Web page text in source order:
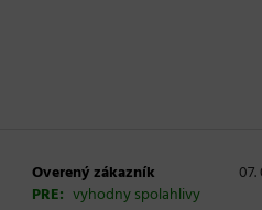
Overený zákazník
07.
PRE: vyhodny spolahlivy